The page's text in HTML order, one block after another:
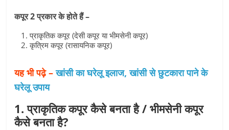
कपूर 2 प्रकार के होते हैं –
प्राकृतिक कपूर (देसी कपूर या भीमसेनी कपूर)
कृत्रिम कपूर (रासायनिक कपूर)
यह भी पढ़े – खांसी का घरेलू इलाज, खांसी से छुटकारा पाने के
घरेलू उपाय
1. प्राकृतिक कपूर कैसे बनता है / भीमसेनी कपूर
कैसे बनता है?